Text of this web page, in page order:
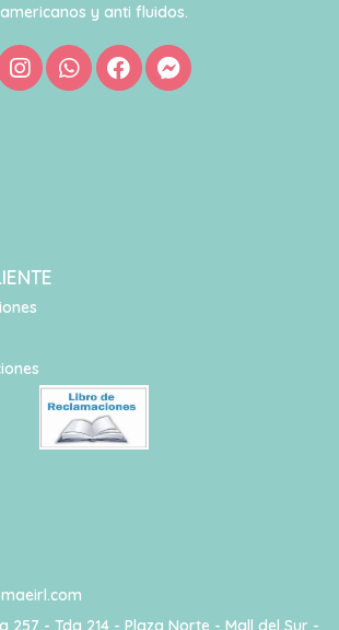
americanos y anti fluidos.
257 - Tda 214 - Plaza Norte - Mall del Sur -